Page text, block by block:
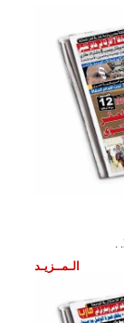
الـمــزيـد